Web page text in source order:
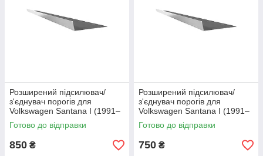
Розширений підсилювач/
з'єднувач порогів для
Volkswagen Santana I (1991–
1996)
Готово до відправки
850 ₴
Розширений підсилювач/
з'єднувач порогів для
Volkswagen Santana I (1991–
1996) сталь
Готово до відправки
750 ₴